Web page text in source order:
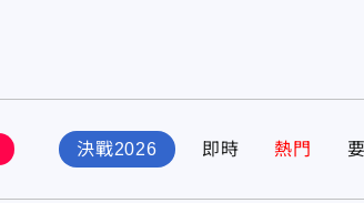
決戰2026 即時 熱門